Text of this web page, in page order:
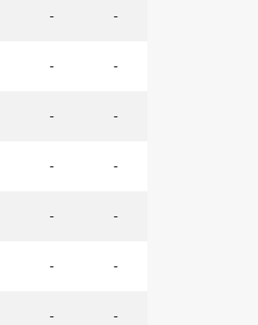
- -
- -
- -
- -
- -
- -
- -